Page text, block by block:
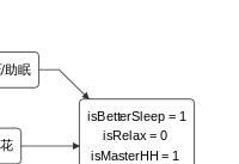
助眠
isBetterSleep = 1
isRelax = 0
isMasterHH = 1